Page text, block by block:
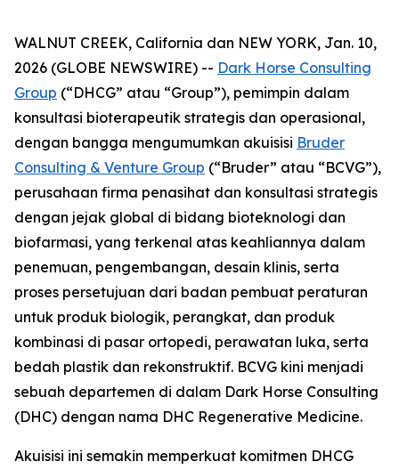
WALNUT CREEK, California dan NEW YORK, Jan. 10,
2026 (GLOBE NEWSWIRE) -- Dark Horse Consulting
Group (“DHCG” atau “Group”), pemimpin dalam
konsultasi bioterapeutik strategis dan operasional,
dengan bangga mengumumkan akuisisi Bruder
Consulting & Venture Group (“Bruder” atau “BCVG”),
perusahaan firma penasihat dan konsultasi strategis
dengan jejak global di bidang bioteknologi dan
biofarmasi, yang terkenal atas keahliannya dalam
penemuan, pengembangan, desain klinis, serta
proses persetujuan dari badan pembuat peraturan
untuk produk biologik, perangkat, dan produk
kombinasi di pasar ortopedi, perawatan luka, serta
bedah plastik dan rekonstruktif. BCVG kini menjadi
sebuah departemen di dalam Dark Horse Consulting
(DHC) dengan nama DHC Regenerative Medicine.
Akuisisi ini semakin memperkuat komitmen DHCG